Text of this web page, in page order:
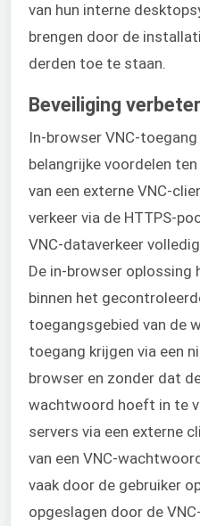
van hun interne
brengen door de
derden toe te staan.
Beveiliging
In-browser VNC-
belangrijke voordelen
van een externe VNC-
verkeer via de HTTPS-
VNC-dataverkeer
De in-browser
binnen het
toegangsgebied van de
toegang krijgen via een
browser en zonder dat
wachtwoord hoeft in te
servers via een externe
van een VNC-
vaak door de gebruiker
opgeslagen door de